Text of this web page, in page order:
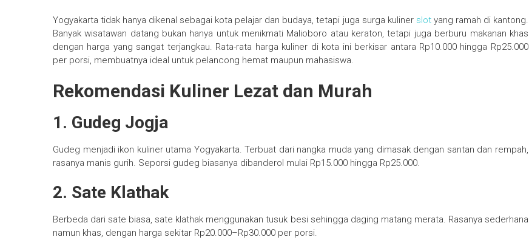
Yogyakarta tidak hanya dikenal sebagai kota pelajar dan budaya, tetapi juga surga kuliner slotyang ramah di kantong.
Banyak wisatawan datang bukan hanya untuk menikmati Malioboro atau keraton, tetapi juga berburu makanan khas
dengan harga yang sangat terjangkau. Rata-rata harga kuliner di kota ini berkisar antara Rp10.000 hingga Rp25.000
per porsi, membuatnya ideal untuk pelancong hemat maupun mahasiswa.
Rekomendasi Kuliner Lezat dan Murah
1. Gudeg Jogja
Gudeg menjadi ikon kuliner utama Yogyakarta. Terbuat dari nangka muda yang dimasak dengan santan dan rempah,
rasanya manis gurih. Seporsi gudeg biasanya dibanderol mulai Rp15.000 hingga Rp25.000.
2. Sate Klathak
Berbeda dari sate biasa, sate klathak menggunakan tusuk besi sehingga daging matang merata. Rasanya sederhana
namun khas, dengan harga sekitar Rp20.000–Rp30.000 per porsi.